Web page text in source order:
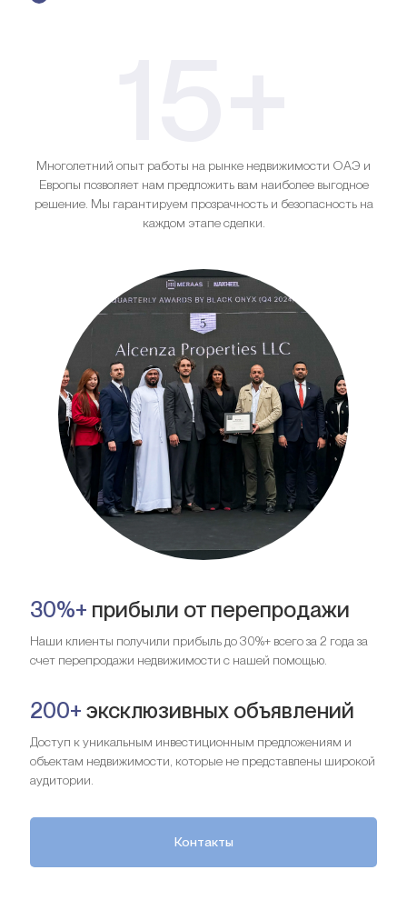
Многолетний опыт работы на рынке недвижимости ОАЭ и
Европы позволяет нам предложить вам наиболее выгодное
решение. Мы гарантируем прозрачность и безопасность на
каждом этапе сделки.
30%+ прибыли от перепродажи
Наши клиенты получили прибыль до 30%+ всего за 2 года за
счет перепродажи недвижимости с нашей помощью.
200+ эксклюзивных объявлений
Доступ к уникальным инвестиционным предложениям и
объектам недвижимости, которые не представлены широкой
аудитории.
Контакты